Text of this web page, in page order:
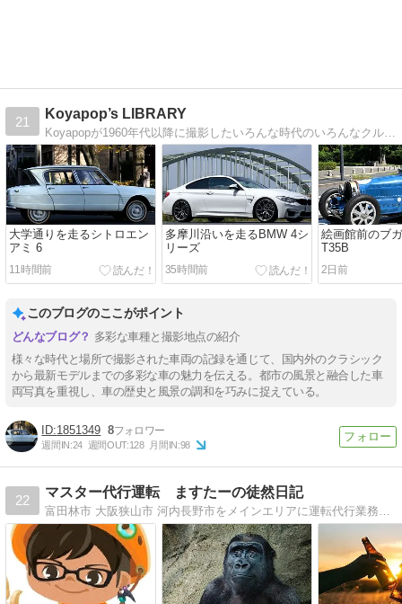
21
Koyapop’s LIBRARY
Koyapopが1960年代以降に撮影したいろんな時代のいろんなクルマの写真を紹介しています。
大学通りを走るシトロエン
アミ 6
11時間前
多摩川沿いを走るBMW 4シ
リーズ
35時間前
絵画館前のブ
T35B
2日前
このブログのここがポイント
多彩な車種と撮影地点の紹介
様々な時代と場所で撮影された車両の記録を通じて、国内外のクラシック
から最新モデルまでの多彩な車の魅力を伝える。都市の風景と融合した車
両写真を重視し、車の歴史と風景の調和を巧みに捉えている。
1851349 8
週間IN:24 週間OUT:128 月間IN:98
22
マスター代行運転 ますたーの徒然日記
富田林市 大阪狭山市 河内長野市をメインエリアに運転代行業務をしております。日々の出来事や気付きをおもしろおかしく！？綴ります。マスター代行運転をよろしくね